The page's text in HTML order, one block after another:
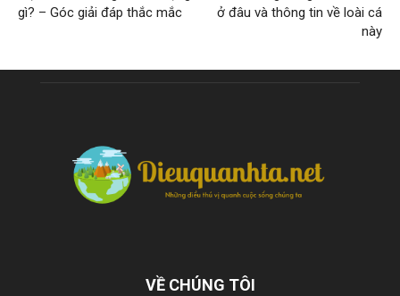
gì? – Góc giải đáp thắc mắc
ở đâu và thông tin về loài cá
này
VỀ CHÚNG TÔI